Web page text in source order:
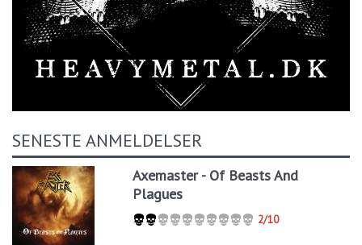
SENESTE ANMELDELSER
Axemaster - Of Beasts And
Plagues
2/10